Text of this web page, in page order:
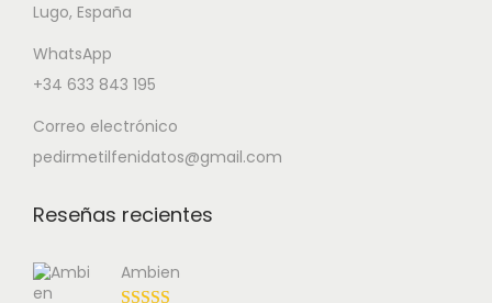
Lugo, España
WhatsApp
+34 633 843 195
Correo electrónico
pedirmetilfenidatos@gmail.com
Reseñas recientes
Ambien